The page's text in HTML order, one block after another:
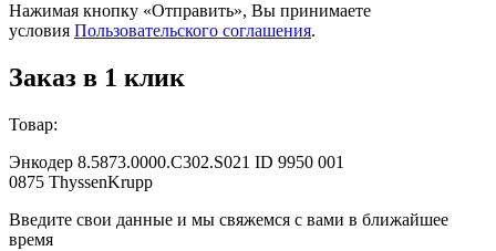
Нажимая кнопку «Отправить», Вы принимаете
условия Пользовательского соглашения.
Заказ в 1 клик
Товар:
Энкодер 8.5873.0000.С302.S021 ID 9950 001
0875 ThyssenKrupp
Введите свои данные и мы свяжемся с вами в ближайшее
время